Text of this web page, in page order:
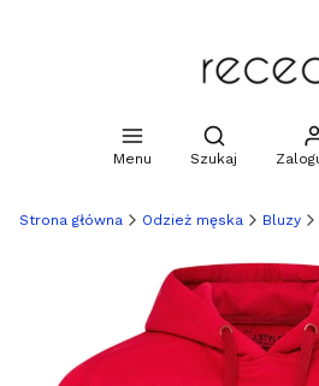
Menu
Otwórz
Szukaj
Strona główna Odzież męska Bluzy